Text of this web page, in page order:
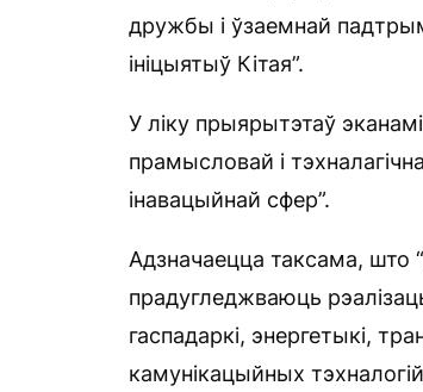
дружбы і ўзаемнай
ініцыятыў Кітая”.
У ліку прыярытэтаў
прамысловай і
інавацыйнай сфер”.
Адзначаецца таксама, што
прадугледжваюць
гаспадаркі, энергетыкі,
камунікацыйных